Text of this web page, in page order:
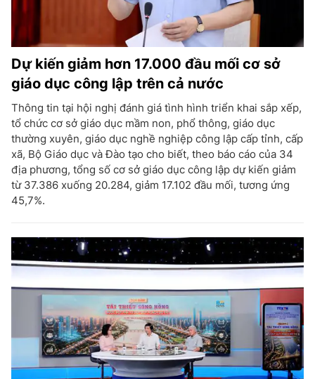
Dự kiến giảm hơn 17.000 đầu mối cơ sở
giáo dục công lập trên cả nước
Thông tin tại hội nghị đánh giá tình hình triển khai sắp xếp,
tổ chức cơ sở giáo dục mầm non, phổ thông, giáo dục
thường xuyên, giáo dục nghề nghiệp công lập cấp tỉnh, cấp
xã, Bộ Giáo dục và Đào tạo cho biết, theo báo cáo của 34
địa phương, tổng số cơ sở giáo dục công lập dự kiến giảm
từ 37.386 xuống 20.284, giảm 17.102 đầu mối, tương ứng
45,7%.